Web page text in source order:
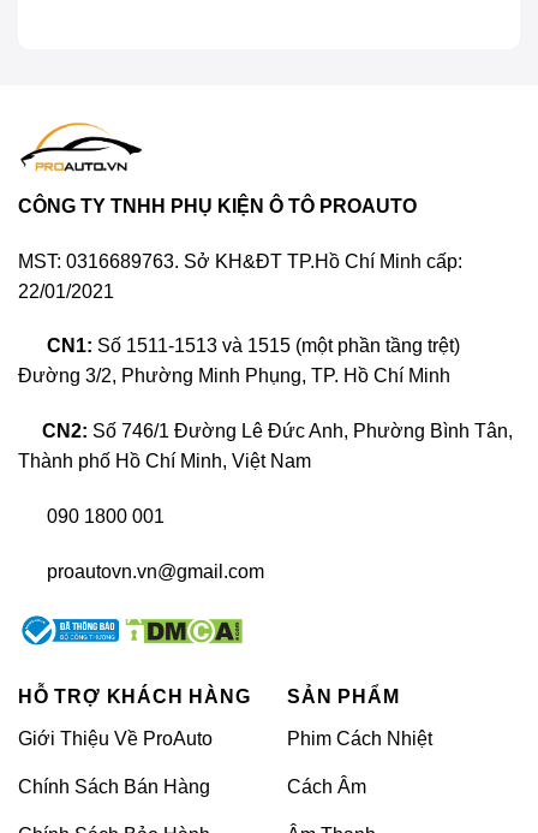
Độ trần sao xe Kia Carnival là gì?
Sau một thời gian sử dụng xe hơi, thì chắc chắn bạn
sẽ cảm thấy nhàm chán và muốn thay đổi không
gian. Ưu điểm khi độ trần sao xe Kia Carnival sẽ đem
Tăng thêm sự nổi bật cho không gian của xe
sợi quang bắt mắt.
CÔNG TY TNHH PHỤ KIỆN Ô TÔ PROAUTO
MST: 0316689763. Sở KH&ĐT TP.Hồ Chí Minh cấp:
22/01/2021
CN1: Số 1511-1513 và 1515 (một phần tầng trệt)
Đường 3/2, Phường Minh Phụng, TP. Hồ Chí Minh
CN2: Số 746/1 Đường Lê Đức Anh, Phường Bình Tân,
Thành phố Hồ Chí Minh, Việt Nam
090 1800 001
proautovn.vn@gmail.com
HỖ TRỢ KHÁCH HÀNG
Giới Thiệu Về ProAuto
Chính Sách Bán Hàng
SẢN PHẨM
Phim Cách Nhiệt
Cách Âm